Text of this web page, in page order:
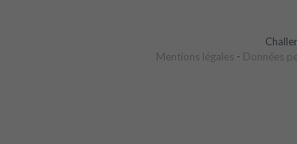
Mentions légales - Données